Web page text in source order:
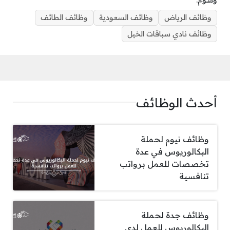
وظائف الرياض
وظائف السعودية
وظائف الطائف
وظائف نادي سباقات الخيل
أحدث الوظائف
وظائف نيوم لحملة
البكالوريوس في عدة
تخصصات للعمل برواتب
تنافسية
وظائف جدة لحملة
البكالوريوس للعمل لدى